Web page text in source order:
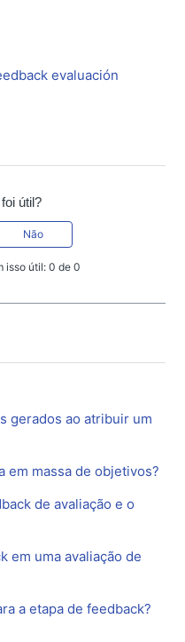
evaluación
útil?
Não
isso útil: 0 de 0
gerados ao atribuir um
em massa de objetivos?
de avaliação e o
em uma avaliação de
a etapa de feedback?